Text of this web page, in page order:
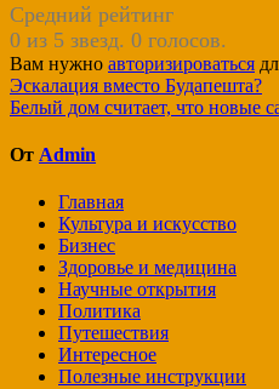
Средний рейтинг
0 из 5 звезд. 0 голосов.
Вам нужно авторизироваться
Навигация
по
записям
Эскалация вместо Будапешта?
Белый дом считает, что новые
От Admin
Главная
Культура и искусство
Бизнес
Здоровье и медицина
Научные открытия
Политика
Путешествия
Интересное
Полезные инструкции